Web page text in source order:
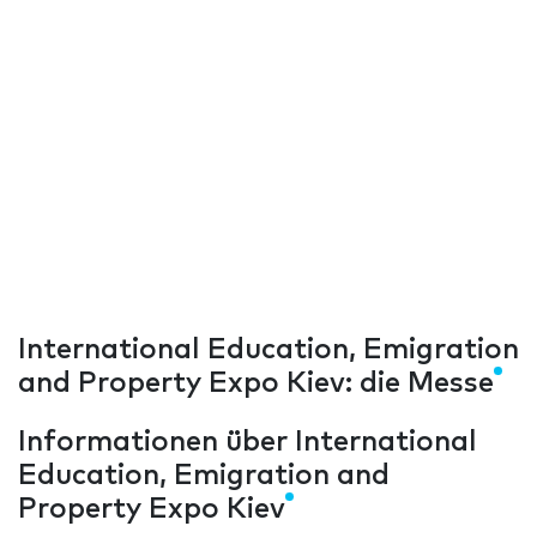
International Education, Emigration
and Property Expo Kiev: die Messe
Informationen über International
Education, Emigration and
Property Expo Kiev